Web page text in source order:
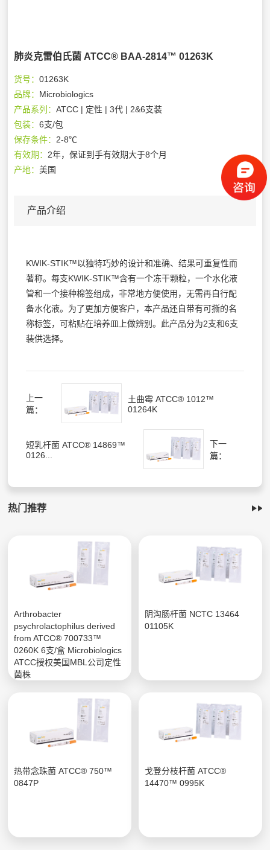
肺炎克雷伯氏菌 ATCC® BAA-2814™ 01263K
货号：01263K
品牌： Microbiologics
产品系列：ATCC | 定性 | 3代 | 2&6支装
包装：6支/包
保存条件： 2-8℃
有效期： 2年，保证到手有效期大于8个月
产地：美国
产品介绍
KWIK-STIK™以独特巧妙的设计和准确、结果可重复性而
著称。每支KWIK-STIK™含有一个冻干颗粒，一个水化液
管和一个接种棉签组成，非常地方便使用，无需再自行配
备水化液。为了更加方便客户，本产品还自带有可撕的名
称标签，可粘贴在培养皿上做辨别。此产品分为2支和6支
装供选择。
上一
篇：
土曲霉 ATCC® 1012™
01264K
短乳杆菌 ATCC® 14869™
0126...
下一
篇：
热门推荐
Arthrobacter
psychrolactophilus derived
from ATCC® 700733™
0260K 6支/盒 Microbiologics
ATCC授权美国MBL公司定性
菌株
阴沟肠杆菌 NCTC 13464
01105K
热带念珠菌 ATCC® 750™
0847P
戈登分枝杆菌 ATCC®
14470™ 0995K